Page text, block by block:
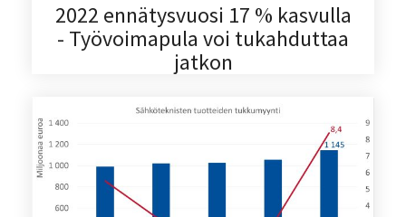
2022 ennätysvuosi 17 % kasvulla
- Työvoimapula voi tukahduttaa
jatkon